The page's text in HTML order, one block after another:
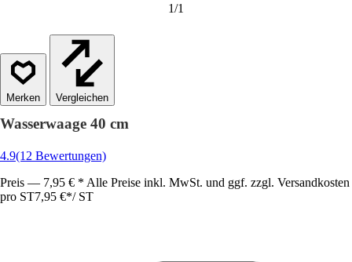
1/1
Vergleichen
Wasserwaage 40 cm
4.9(12 Bewertungen)
Preis — 7,95 € * Alle Preise inkl. MwSt. und ggf. zzgl. Versandkosten
pro ST7,95 €*/ ST